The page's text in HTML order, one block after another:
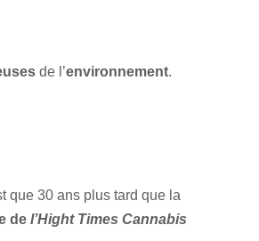
de l’environnement.
que 30 ans plus tard que la
de l’Hight Times Cannabis